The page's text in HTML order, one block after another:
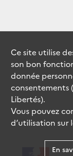
Ce site utilise
son bon
donnée
consentements
Libertés).
Vous pouvez
d’utilisation sur
En